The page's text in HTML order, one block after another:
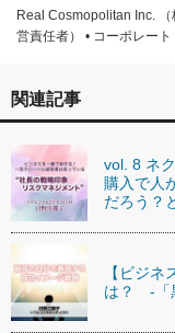
Real Cosmopolitan Inc.
営責任者） • コーポレー
関連記事
vol. 8 ネ
購入で人
だろう？
【ビジ
は？ -「